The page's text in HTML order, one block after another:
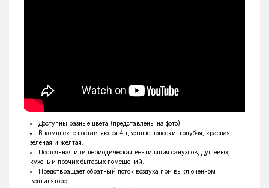
Доступны разные цвета (представлены на фото).
В комплекте поставляются 4 цветные полоски: голубая, красная,
зеленая и желтая.
Постоянная или периодическая вентиляция санузлов, душевых,
кухонь и прочих бытовых помещений.
Предотвращает обратный поток воздуха при выключенном
вентиляторе.